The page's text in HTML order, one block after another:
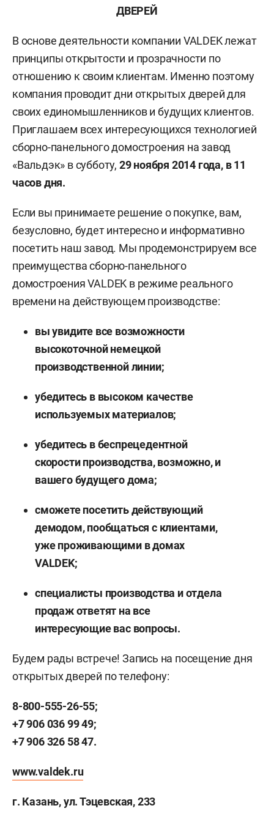
ДВЕРЕЙ
В основе деятельности компании VALDEK лежат
принципы открытости и прозрачности по
отношению к своим клиентам. Именно поэтому
компания проводит дни открытых дверей для
своих единомышленников и будущих клиентов.
Приглашаем всех интересующихся технологией
сборно-панельного домостроения на завод
«Вальдэк» в субботу, 29 ноября 2014 года, в 11
часов дня.
Если вы принимаете решение о покупке, вам,
безусловно, будет интересно и информативно
посетить наш завод. Мы продемонстрируем все
преимущества сборно-панельного
домостроения VALDEK в режиме реального
времени на действующем производстве:
вы увидите все возможности
высокоточной немецкой
производственной линии;
убедитесь в высоком качестве
используемых материалов;
убедитесь в беспрецедентной
скорости производства, возможно, и
вашего будущего дома;
сможете посетить действующий
демодом, пообщаться с клиентами,
уже проживающими в домах
VALDEK;
специалисты производства и отдела
продаж ответят на все
интересующие вас вопросы.
Будем рады встрече! Запись на посещение дня
открытых дверей по телефону:
8-800-555-26-55;
+7 906 036 99 49;
+7 906 326 58 47.
www.valdek.ru
г. Казань, ул. Тэцевская,233